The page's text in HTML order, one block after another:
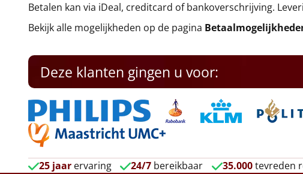
Betalen kan via iDeal, creditcard of bankoverschrijving.
Bekijk alle mogelijkheden op de pagina
Deze klanten gingen u voor:
25 jaar ervaring 24/7 bereikbaar 35.000tevreden